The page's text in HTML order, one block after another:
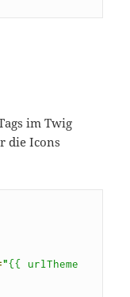
im Twig
die Icons
"{{ urlTheme